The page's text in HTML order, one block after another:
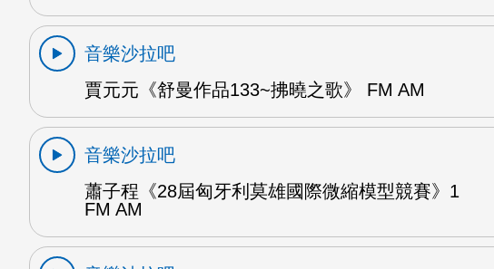
音樂沙拉吧
賈元元《舒曼作品133~拂曉之歌》 FM AM
音樂沙拉吧
蕭子程《28屆匈牙利莫雄國際微縮模型競賽》1
FM AM